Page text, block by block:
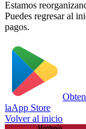
Estamos
Puedes regresar al
pagos.
laApp Store
Volver al inicio